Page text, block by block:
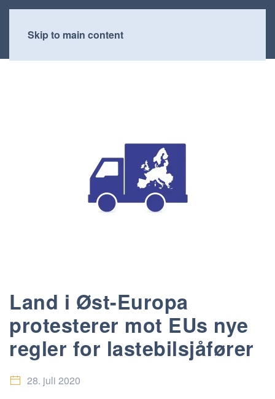
Skip to main content
Land i Øst-Europa
protesterer mot EUs nye
regler for lastebilsjåfører
28. juli 2020